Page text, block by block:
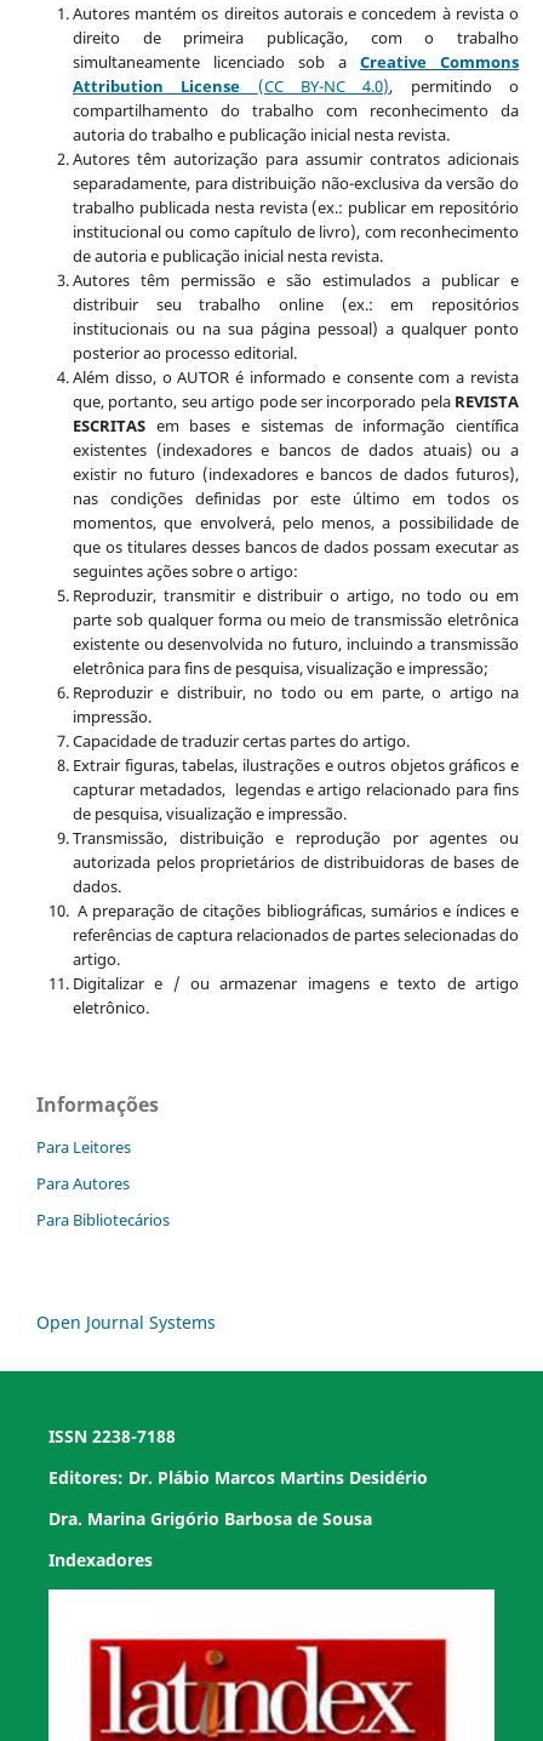
Autores mantém os direitos autorais e concedem à revista o
direito de primeira publicação, com o trabalho
simultaneamente licenciado sob aCreative Commons
Attribution License (CC BY-NC 4.0), permitindo o
compartilhamento do trabalho com reconhecimento da
autoria do trabalho e publicação inicial nesta revista.
Autores têm autorização para assumir contratos adicionais
separadamente, para distribuição não-exclusiva da versão do
trabalho publicada nesta revista (ex.: publicar em repositório
institucional ou como capítulo de livro), com reconhecimento
de autoria e publicação inicial nesta revista.
Autores têm permissão e são estimulados a publicar e
distribuir seu trabalho online (ex.: em repositórios
institucionais ou na sua página pessoal) a qualquer ponto
posterior ao processo editorial.
Além disso, o AUTOR é informado e consente com a revista
que, portanto, seu artigo pode ser incorporado pela REVISTA
ESCRITAS em bases e sistemas de informação científica
existentes (indexadores e bancos de dados atuais) ou a
existir no futuro (indexadores e bancos de dados futuros),
nas condições definidas por este último em todos os
momentos, que envolverá, pelo menos, a possibilidade de
que os titulares desses bancos de dados possam executar as
seguintes ações sobre o artigo:
Reproduzir, transmitir e distribuir o artigo, no todo ou em
parte sob qualquer forma ou meio de transmissão eletrônica
existente ou desenvolvida no futuro, incluindo a transmissão
eletrônica para fins de pesquisa, visualização e impressão;
Reproduzir e distribuir, no todo ou em parte, o artigo na
impressão.
Capacidade de traduzir certas partes do artigo.
Extrair figuras, tabelas, ilustrações e outros objetos gráficos e
capturar metadados, legendas e artigo relacionado para fins
de pesquisa, visualização e impressão.
Transmissão, distribuição e reprodução por agentes ou
autorizada pelos proprietários de distribuidoras de bases de
dados.
A preparação de citações bibliográficas, sumários e índices e
referências de captura relacionados de partes selecionadas do
artigo.
Digitalizar e / ou armazenar imagens e texto de artigo
eletrônico.
Informações
Para Leitores
Para Autores
Para Bibliotecários
Open Journal Systems
ISSN 2238-7188
Editores: Dr. Plábio Marcos Martins Desidério
Dra. Marina Grigório Barbosa de Sousa
Indexadores